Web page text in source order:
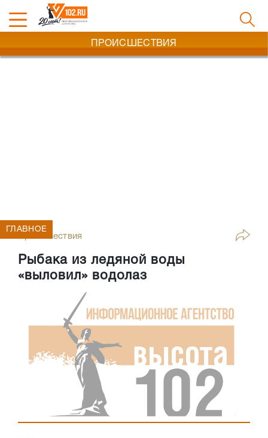
ПРОИСШЕСТВИЯ
Происшествия
Рыбака из ледяной воды
«выловил» водолаз
ГЛАВНОЕ